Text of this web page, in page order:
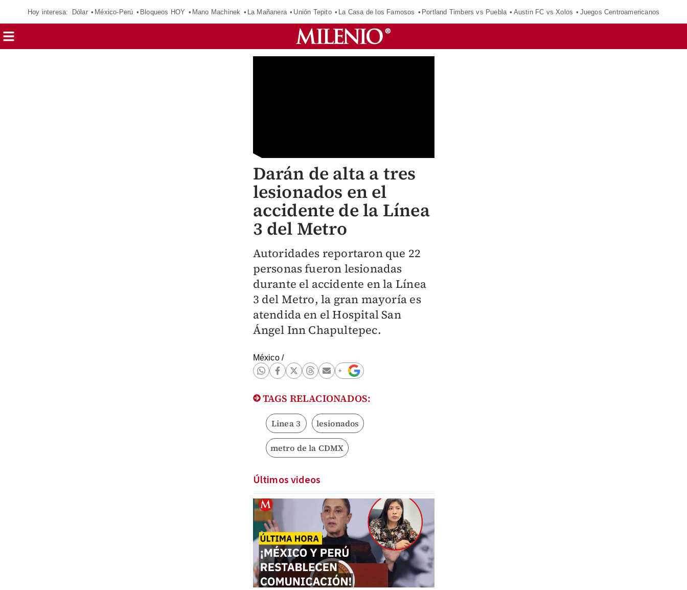
Hoy interesa: Dólar México-Perú Bloqueos HOY Mano Machinek La Mañanera Unión Tepito La Casa de los Famosos Portland Timbers vs Puebla Austin FC vs Xolos Juegos Centroamericanos
Darán de alta a tres
lesionados en el
accidente de la Línea
3 del Metro
Autoridades reportaron que 22
personas fueron lesionadas
durante el accidente en la Línea
3 del Metro, la gran mayoría es
atendida en el Hospital San
Ángel Inn Chapultepec.
México/
TAGS RELACIONADOS:
Linea 3 lesionados
metro de la CDMX
Últimos videos